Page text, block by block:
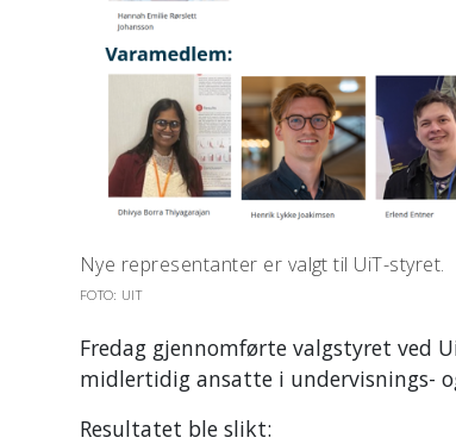
Nye representanter er valgt til UiT-styret.
FOTO: UIT
Fredag gjennomførte valgstyret ved
midlertidig ansatte i undervisnings-
Resultatet ble slikt: